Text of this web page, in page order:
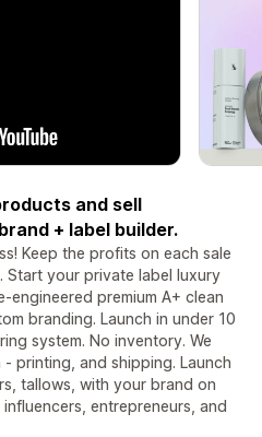
and sell
+ label builder.
Keep the profits on each sale
your private label luxury
engineered premium A+ clean
branding. Launch in under 10
system. No inventory. We
printing, and shipping. Launch
tallows, with your brand on
entrepreneurs, and